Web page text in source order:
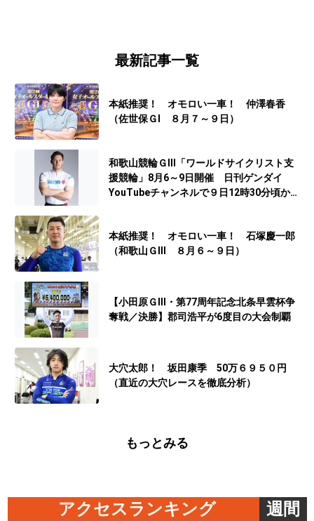
最新記事一覧
本紙推奨！ オモロい一車！ 仲澤春香
（佐世保ＧⅠ ８月７～９日）
和歌山競輪ＧⅢ「ワールドサイクリスト支
援競輪」8月6～9日開催 日刊ゲンダイ
YouTubeチャンネルで９日12時30分頃から
本紙推奨！ オモロい一車！ 石塚慶一郎
（和歌山ＧⅢ ８月６～９日）
【小田原ＧⅢ・第77周年記念北条早雲杯争
奪戦／決勝】郡司浩平が6度目の大会制覇
大穴太郎！ 坂田康季 50万６９５０円
（直近の大穴レースを徹底分析）
もっとみる
アクセスランキング 週間